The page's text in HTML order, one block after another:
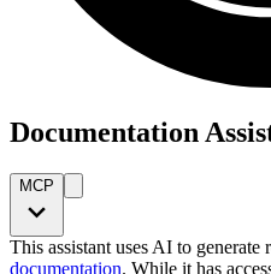
Documentation
MCP
This assistant uses AI to generate
documentation. While it has